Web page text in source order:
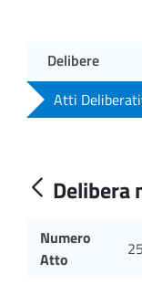
Delibere
Atti
Delibera
Numero
Atto